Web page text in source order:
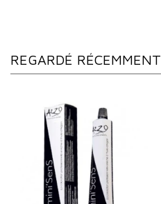
REGARDÉ RÉCEMMENT